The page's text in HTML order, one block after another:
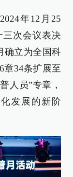
年12月25
三次会议表决
确立为全国科
章34条扩展至
人员”专章，
发展的新阶